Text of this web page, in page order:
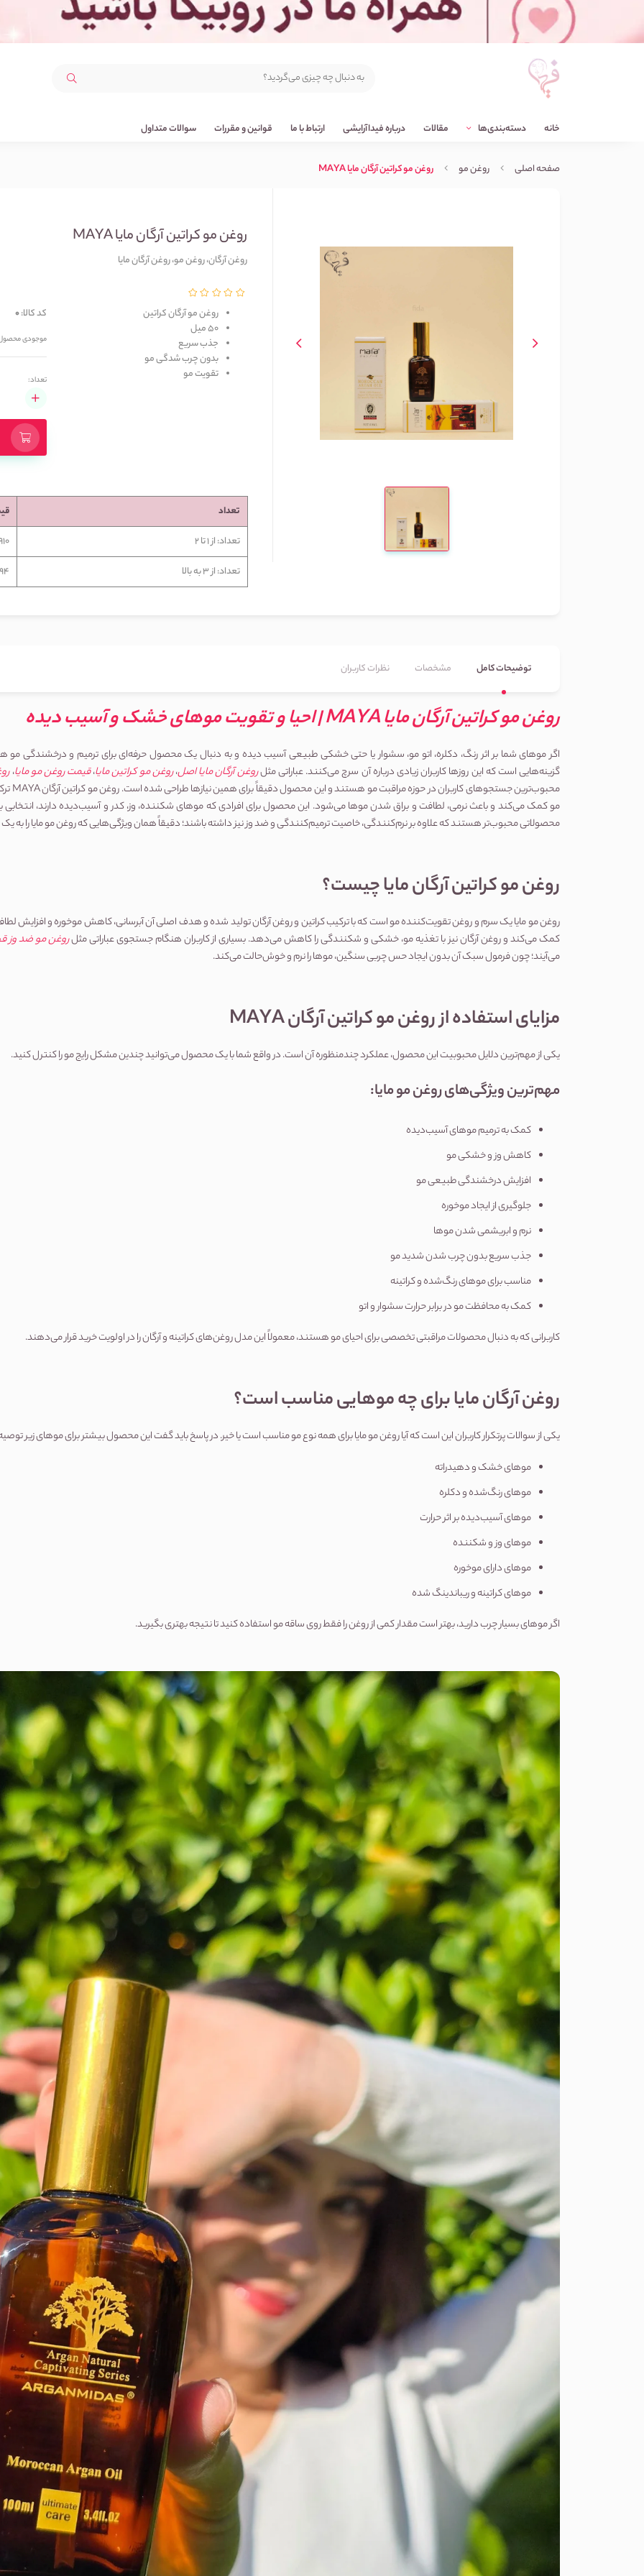
خانه دسته‌بندی‌ها مقالات درباره فیداآرایشی ارتباط با ما قوانین و مقررات سوالات متداول
صفحه اصلی روغن مو روغن مو کراتین آرگان مایا MAYA
روغن مو کراتین آرگان مایا MAYA
روغن آرگان، روغن مو، روغن آرگان مایا
روغن مو آرگان کراتین
50 میل
جذب سریع
بدون چرب شدگی مو
تقویت مو
کد کالا:0
موجودی
تعداد:
تعداد
تعداد: از 1 تا 2
تعداد: از 3 به بالا
توضیحات کامل مشخصات نظرات کاربران
روغن مو کراتین آرگان مایا MAYA | احیا و تقویت موهای خشک و آسیب دیده
اگر موهای شما بر اثر رنگ، دکلره، اتو مو، سشوار یا حتی خشکی طبیعی آسیب دیده و به دنبال یک محصول حرفه‌ای برای ترمیم و درخشندگی مو هستید،
گزینه‌هایی است که این روزها کاربران زیادی درباره آن سرچ می‌کنند. عباراتی مثل
روغن آرگان مایا اصل، روغن مو کراتین مایا، قیمت روغن مو مایا،
مو کمک می‌کند و باعث نرمی، لطافت و براق شدن موها می‌شود. این محصول برای افرادی که موهای شکننده، وز، کدر و آسیب‌دیده دارند، انتخابی بسیار مناسب محسوب می‌شود. در دسته‌بندی
محصولاتی محبوب‌تر هستند که علاوه بر نرم‌کنندگی، خاصیت ترمیم‌کنندگی و ضد وز نیز داشته باشند؛ دقیقاً همان ویژگی‌هایی که روغن مو مایا را به یک گزینه پرطرفدار تبدیل کرده است.
روغن مو کراتین آرگان مایا چیست؟
کمک می‌کند و روغن آرگان نیز با تغذیه مو، خشکی و شکنندگی را کاهش می‌دهد. بسیاری از کاربران هنگام جستجوی عباراتی مثل
روغن مو ضد وز
می‌آیند؛ چون فرمول سبک آن بدون ایجاد حس چربی سنگین، موها را نرم و خوش‌حالت می‌کند.
مزایای استفاده از روغن مو کراتین آرگان MAYA
یکی از مهم‌ترین دلایل محبوبیت این محصول، عملکرد چندمنظوره آن است. در واقع شما با یک محصول می‌توانید چندین مشکل رایج مو را کنترل کنید.
مهم‌ترین ویژگی‌های روغن مو مایا:
کمک به ترمیم موهای آسیب‌دیده
کاهش وز و خشکی مو
افزایش درخشندگی طبیعی مو
جلوگیری از ایجاد موخوره
نرم و ابریشمی شدن موها
جذب سریع بدون چرب شدن شدید مو
مناسب برای موهای رنگ‌شده و کراتینه
کمک به محافظت مو در برابر حرارت سشوار و اتو
کاربرانی که به دنبال محصولات مراقبتی تخصصی برای احیای مو هستند، معمولاً این مدل روغن‌های کراتینه و آرگان را در اولویت خرید قرار می‌دهند.
روغن آرگان مایا برای چه موهایی مناسب است؟
یکی از سوالات پرتکرار کاربران این است که آیا روغن مو مایا برای همه نوع مو مناسب است یا خیر. در پاسخ باید گفت این محصول بیشتر برای موهای زیر توصیه
موهای خشک و دهیدراته
موهای رنگ‌شده و دکلره
موهای آسیب‌دیده بر اثر حرارت
موهای وز و شکننده
موهای دارای موخوره
موهای کراتینه و ریباندینگ شده
اگر موهای بسیار چرب دارید، بهتر است مقدار کمی از روغن را فقط روی ساقه مو استفاده کنید تا نتیجه بهتری بگیرید.